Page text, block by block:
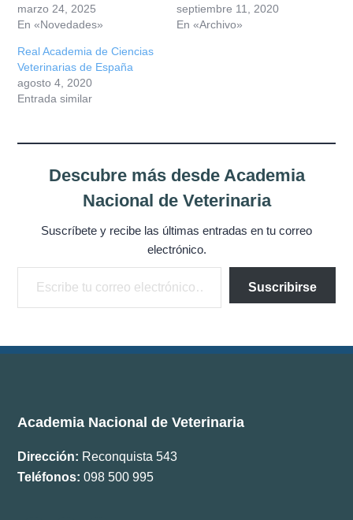
Fotos
Publicaciones
Documentos
Boletín ANV
Premios
Comisiones
marzo 24, 2025
En «Novedades»
septiembre 11, 2020
En «Archivo»
Real Academia de Ciencias
Veterinarias de España
agosto 4, 2020
Entrada similar
Descubre más desde Academia
Nacional de Veterinaria
Suscríbete y recibe las últimas entradas en tu correo
electrónico.
Escribe tu correo electrónico…
Suscribirse
Academia Nacional de Veterinaria
Dirección: Reconquista 543
Teléfonos: 098 500 995